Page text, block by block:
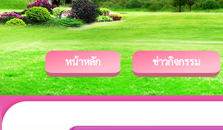
หน้าหลัก ข่าวกิจกรรม